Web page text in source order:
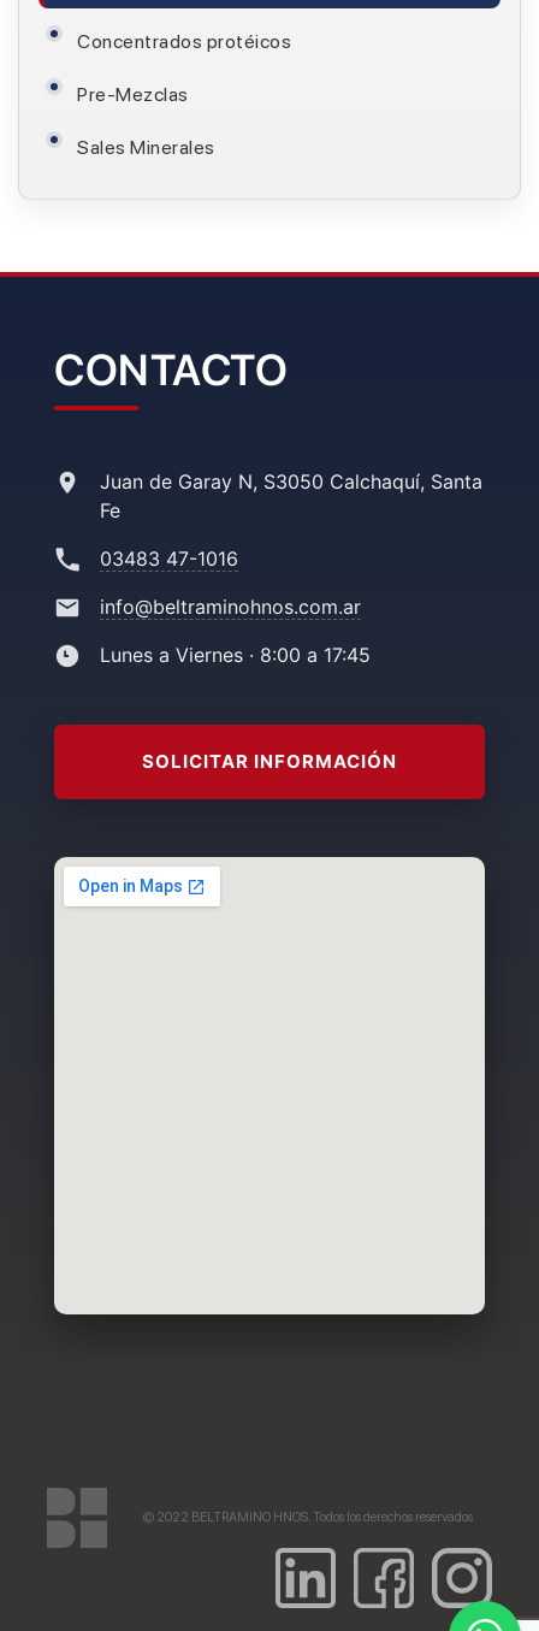
Concentrados protéicos
Pre-Mezclas
Sales Minerales
CONTACTO
Juan de Garay N, S3050 Calchaquí, Santa
Fe
03483 47-1016
info@beltraminohnos.com.ar
Lunes a Viernes · 8:00 a 17:45
SOLICITAR INFORMACIÓN
© 2022 BELTRAMINO HNOS. Todos los derechos reservados